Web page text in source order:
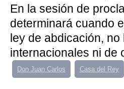
En la sesión de
determinará cuando
ley de abdicación,
internacionales ni de
Don Juan Carlos Casa del Rey